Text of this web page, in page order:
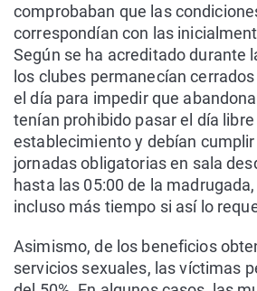
comprobaban que las
correspondían con las
Según se ha acreditado durante
los clubes permanecían
el día para impedir que
tenían prohibido pasar el día libre
establecimiento y debían
jornadas obligatorias en sala
hasta las 05:00 de la
incluso más tiempo si así lo
Asimismo, de los beneficios
servicios sexuales, las víctimas